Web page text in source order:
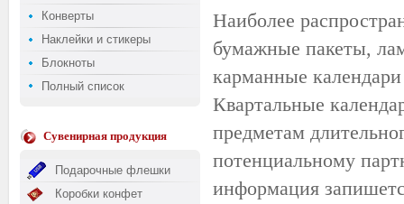
Конверты
Наклейки и стикеры
Блокноты
Полный список
Сувенирная продукция
Подарочные флешки
Коробки конфет
Наиболее
бумажные пакеты,
карманные
Квартальные
предметам
потенциальному
информация